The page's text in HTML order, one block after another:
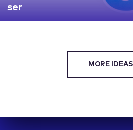
ser
MORE IDEAS